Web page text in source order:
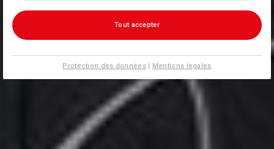
Tout accepter
Protection des données| Mentions legales